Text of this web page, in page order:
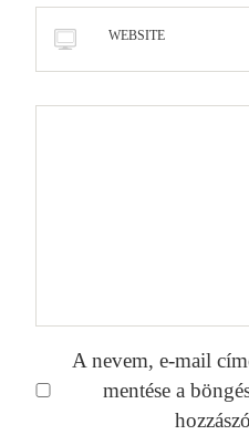
WEBSITE
A nevem, e-mail
mentése a